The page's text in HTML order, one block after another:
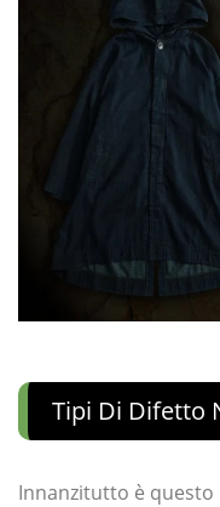
Tipi Di Difetto
Innanzitutto è